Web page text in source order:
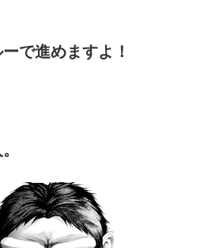
で進めますよ！